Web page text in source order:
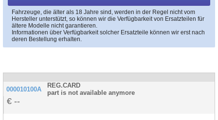
Fahrzeuge, die älter als 18 Jahre sind, werden in der Regel nicht vom
Hersteller unterstützt, so können wir die Verfügbarkeit von Ersatzteilen für
ältere Modelle nicht garantieren.
Informationen über Verfügbarkeit solcher Ersatzteile können wir erst nach
deren Bestellung erhalten.
000010100A
REG.CARD
part is not available anymore
--